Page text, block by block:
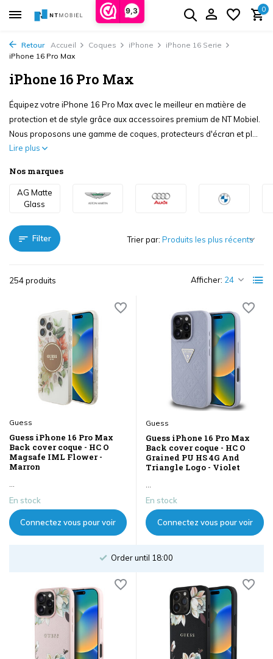
9,3 0
Retour Accueil Coques iPhone
iPhone 16 Serie
iPhone 16 Pro Max
iPhone 16 Pro Max
Équipez votre iPhone 16 Pro Max avec le meilleur en matière de
protection et de style grâce aux accessoires premium de NT Mobiel.
Nous proposons une gamme de coques, protecteurs d'écran et pl...
Lire plus
Nos marques
AG Matte
Glass
Filter
254 produits Afficher:
Trier par:
Guess
Guess iPhone 16 Pro Max
Back cover coque - HC O
Magsafe IML Flower -
Marron
En stock
Connectez vous pour voir
Guess
Guess iPhone 16 Pro Max
Back cover coque - HC O
Grained PU HS 4G And
Triangle Logo - Violet
En stock
Connectez vous pour voir
Order until 18:00